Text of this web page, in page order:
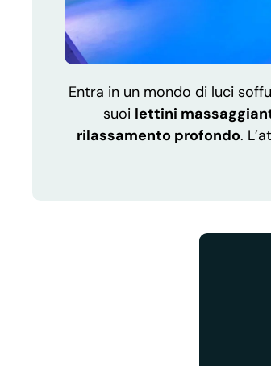
Entra in un mondo di luci
suoi lettini
rilassamento profondo.